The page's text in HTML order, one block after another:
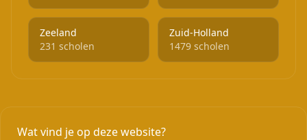
Zeeland
231 scholen
Zuid-Holland
1479 scholen
Wat vind je op deze website?